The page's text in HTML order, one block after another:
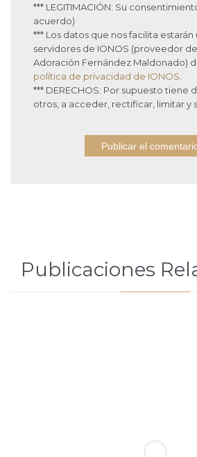
*** LEGITIMACIÓN: Su
acuerdo)
*** Los datos que nos facilita
servidores de IONOS (proveedor
Adoración Fernández Maldonado)
política de privacidad de IONOS
*** DERECHOS: Por supuesto tiene
otros, a acceder, rectificar, limitar y
Publicaciones